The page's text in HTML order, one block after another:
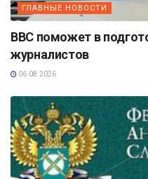
ГЛАВНЫЕ НОВОСТИ
BBC поможет в
журналистов
06.08.2026